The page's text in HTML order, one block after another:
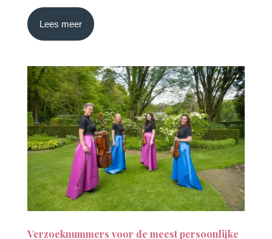
Lees meer
Verzoeknummers voor de meest persoonlijke